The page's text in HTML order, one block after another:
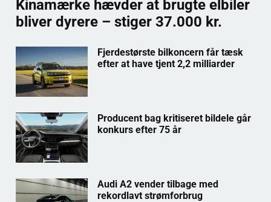
Kinamærke hævder at brugte elbiler
bliver dyrere – stiger 37.000 kr.
Fjerdestørste bilkoncern får tæsk
efter at have tjent 2,2 milliarder
Producent bag kritiseret bildele går
konkurs efter 75 år
Audi A2 vender tilbage med
rekordlavt strømforbrug